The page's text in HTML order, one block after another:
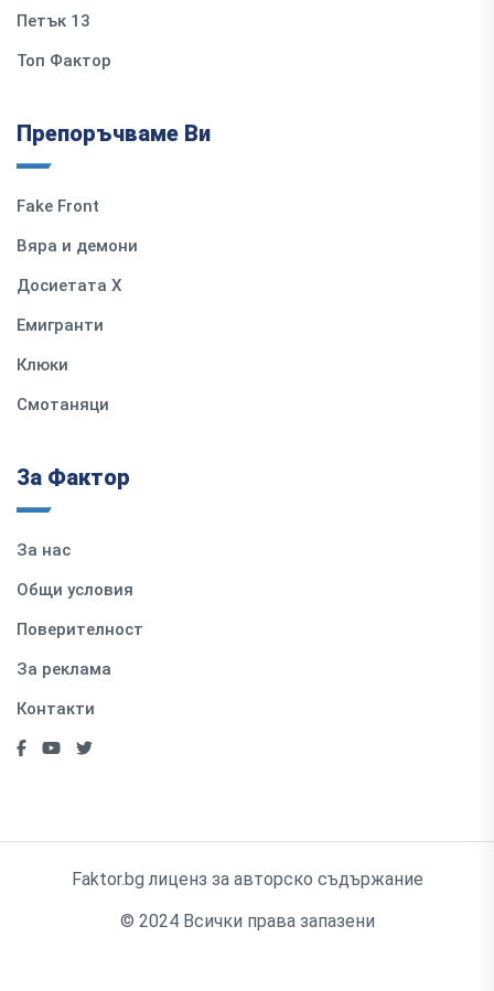
Петък 13
Топ Фактор
Препоръчваме Ви
Fake Front
Вяра и демони
Досиетата Х
Емигранти
Клюки
Смотаняци
За Фактор
За нас
Общи условия
Поверителност
За реклама
Контакти
Faktor.bg лиценз за авторско съдържание
© 2024 Всички права запазени